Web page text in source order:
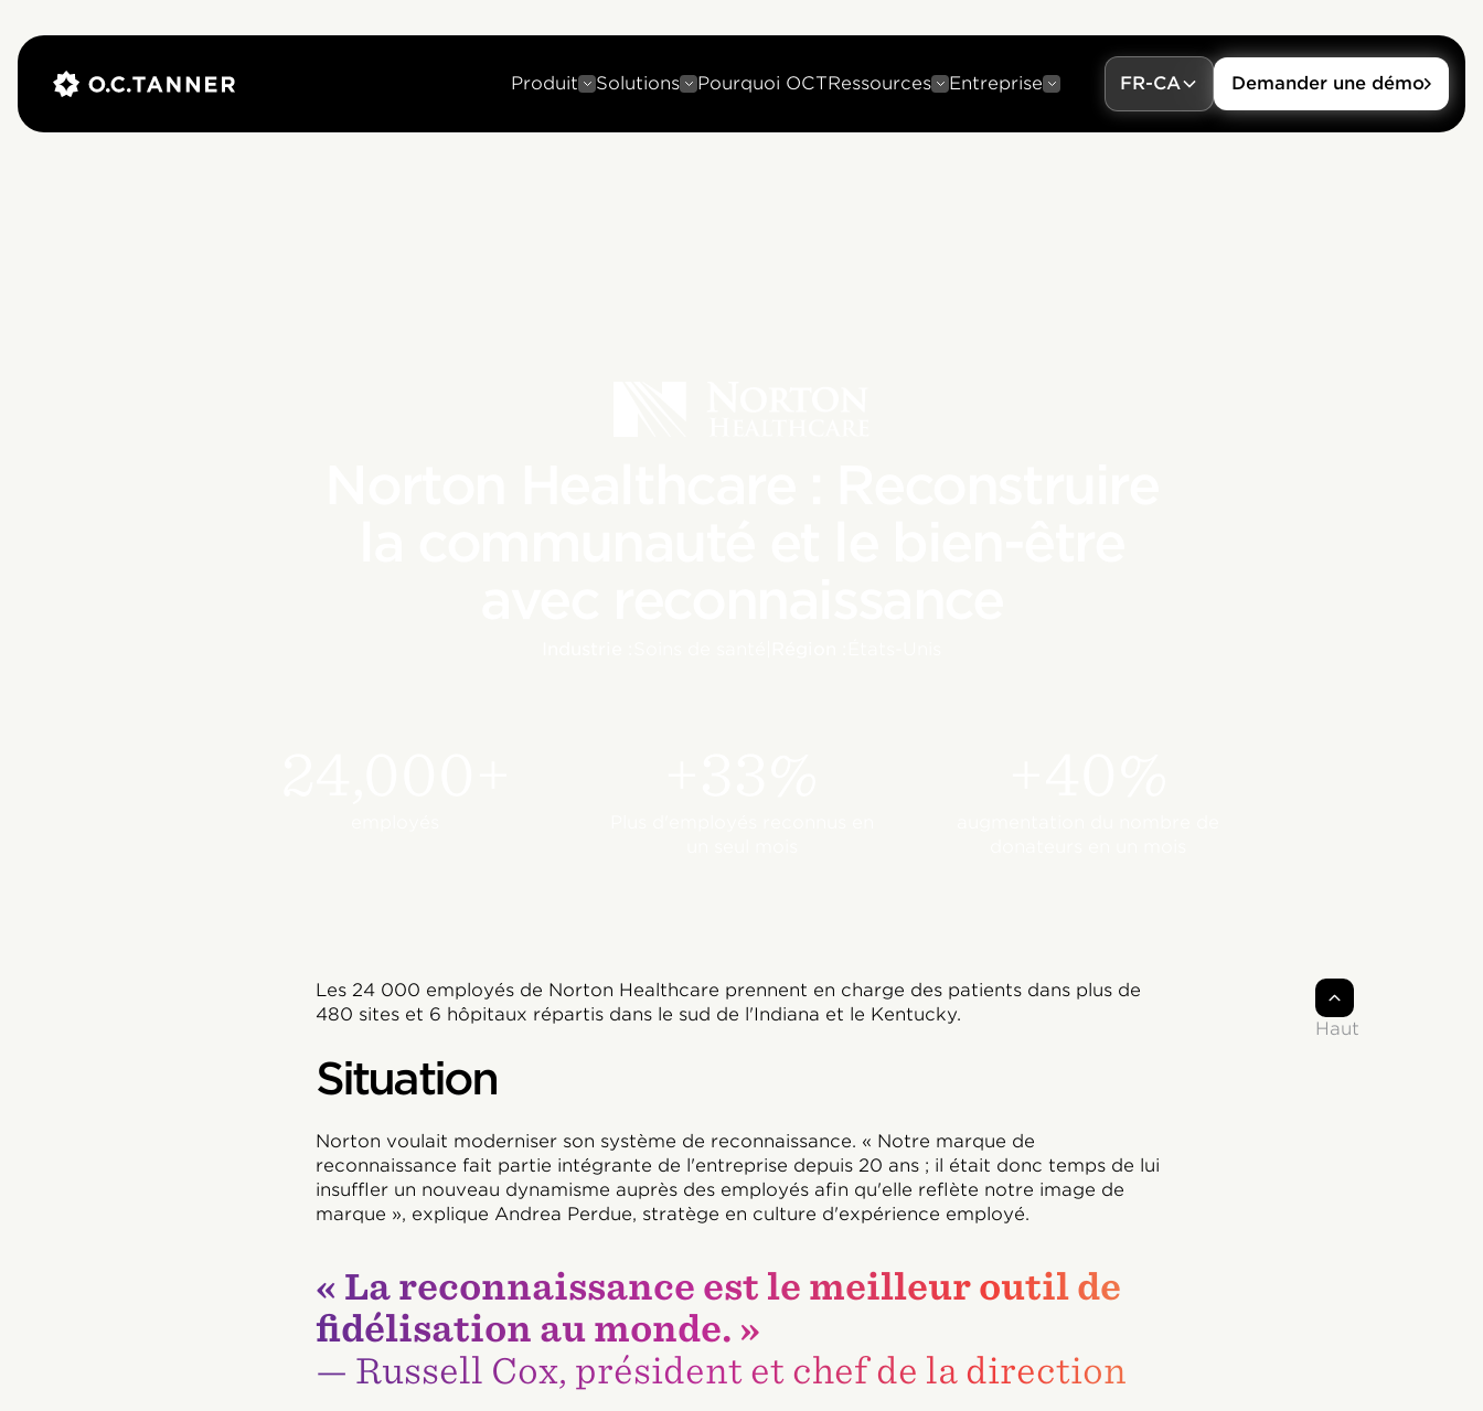
Produit Solutions Pourquoi OCTRessources Entreprise FR-CA Demander une démo
Les 24 000 employés de Norton Healthcare prennent en charge des patients dans plus de
480 sites et 6 hôpitaux répartis dans le sud de l'Indiana et le Kentucky.
Situation
Norton voulait moderniser son système de reconnaissance. « Notre marque de
reconnaissance fait partie intégrante de l'entreprise depuis 20 ans ; il était donc temps de lui
insuffler un nouveau dynamisme auprès des employés afin qu'elle reflète notre image de
marque », explique Andrea Perdue, stratège en culture d'expérience employé.
« La reconnaissance est le meilleur outil de
fidélisation au monde. »
— Russell Cox, président et chef de la direction
Haut